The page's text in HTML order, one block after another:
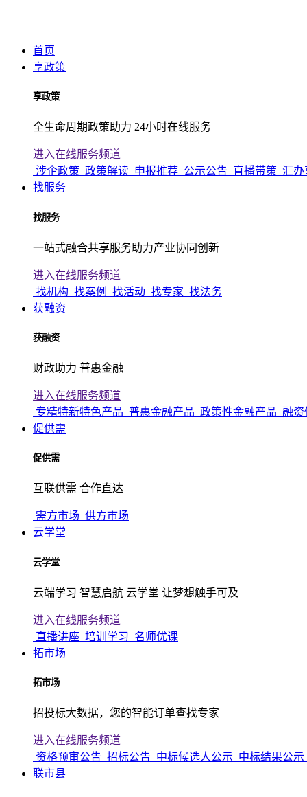
首页
享政策
享政策
全生命周期政策助力 24小时在线服务
进入在线服务频道
涉企政策 政策解读 申报推荐 公示公告 直播带策 汇办
找服务
找服务
一站式融合共享服务助力产业协同创新
进入在线服务频道
找机构 找案例 找活动 找专家 找法务
获融资
获融资
财政助力 普惠金融
进入在线服务频道
专精特新特色产品 普惠金融产品 政策性金融产品 融资
促供需
促供需
互联供需 合作直达
需方市场 供方市场
云学堂
云学堂
云端学习 智慧启航 云学堂 让梦想触手可及
进入在线服务频道
直播讲座 培训学习 名师优课
拓市场
拓市场
招投标大数据，您的智能订单查找专家
进入在线服务频道
资格预审公告 招标公告 中标候选人公示 中标结果公示
联市县